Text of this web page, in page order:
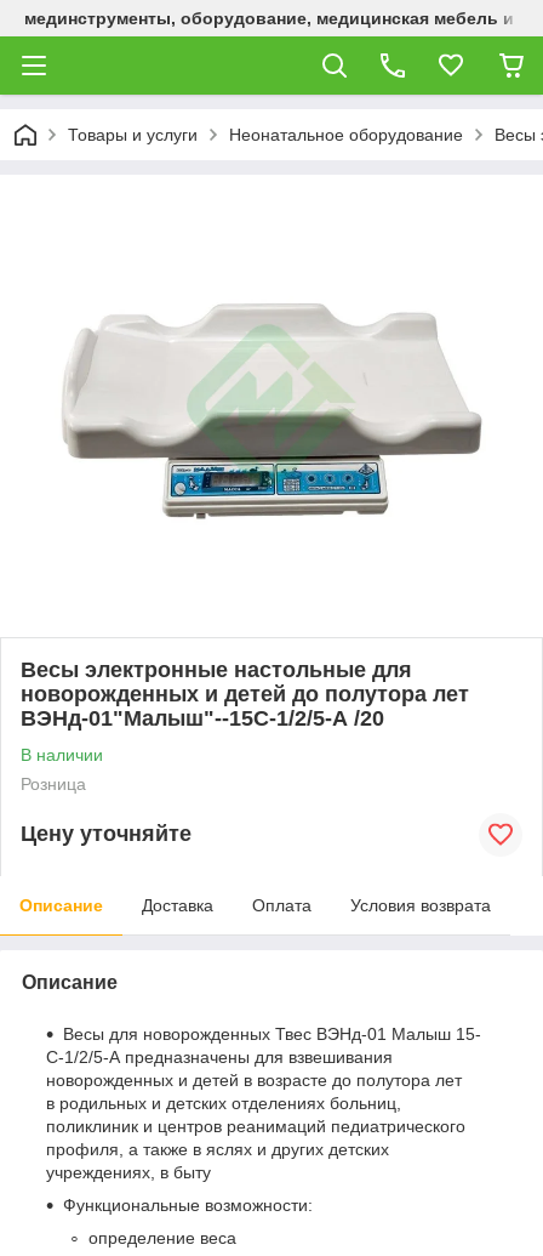
мединструменты, оборудование, медицинская мебель и
Товары и услуги Неонатальное оборудование Весы
Весы электронные настольные для
новорожденных и детей до полутора лет
ВЭНд-01"Малыш"--15С-1/2/5-А /20
В наличии
Розница
Цену уточняйте
Описание Доставка Оплата Условия возврата
Описание
Весы для новорожденных Твес ВЭНд-01 Малыш 15-
С-1/2/5-А предназначены для взвешивания
новорожденных и детей в возрасте до полутора лет
в родильных и детских отделениях больниц,
поликлиник и центров реанимаций педиатрического
профиля, а также в яслях и других детских
учреждениях, в быту
Функциональные возможности:
определение веса